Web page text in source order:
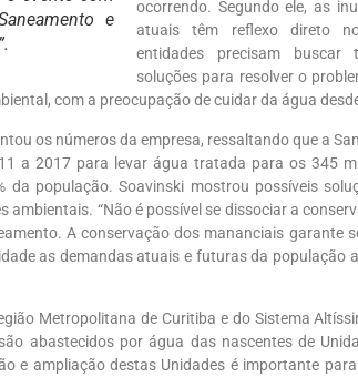
e
ocorrendo. Segundo ele, as
atuais têm reflexo direto
entidades precisam buscar
soluções para resolver o
com a preocupação de cuidar da água
os números da empresa, ressaltando que a
a 2017 para levar água tratada para os 345
da população. Soavinski mostrou possíveis
ambientais. “Não é possível se dissociar a
A conservação dos mananciais garante
as demandas atuais e futuras da população
Metropolitana de Curitiba e do Sistema
abastecidos por água das nascentes de
e ampliação destas Unidades é importante